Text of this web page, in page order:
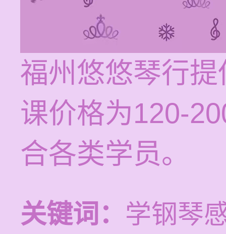
福州悠悠琴行
课价格为120-
合各类学员。
关键词： 学钢琴